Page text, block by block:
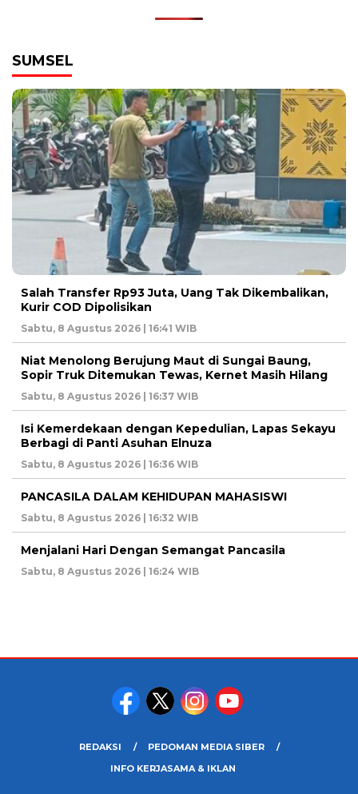
SUMSEL
Salah Transfer Rp93 Juta, Uang Tak Dikembalikan,
Kurir COD Dipolisikan
Sabtu, 8 Agustus 2026 | 16:41 WIB
Niat Menolong Berujung Maut di Sungai Baung,
Sopir Truk Ditemukan Tewas, Kernet Masih Hilang
Sabtu, 8 Agustus 2026 | 16:37 WIB
Isi Kemerdekaan dengan Kepedulian, Lapas Sekayu
Berbagi di Panti Asuhan Elnuza
Sabtu, 8 Agustus 2026 | 16:36 WIB
PANCASILA DALAM KEHIDUPAN MAHASISWI
Sabtu, 8 Agustus 2026 | 16:32 WIB
Menjalani Hari Dengan Semangat Pancasila
Sabtu, 8 Agustus 2026 | 16:24 WIB
REDAKSI
PEDOMAN MEDIA SIBER
INFO KERJASAMA & IKLAN